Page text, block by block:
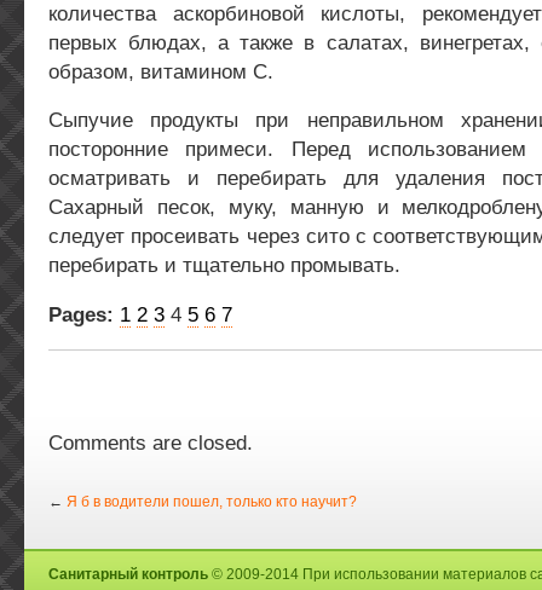
количества аскорбиновой кислоты,
первых блюдах, а также в салатах,
образом, витамином С.
Сыпучие продукты при неправильном
посторонние примеси. Перед
осматривать и перебирать для удаления
Сахарный песок, муку, манную и
следует просеивать через сито с
перебирать и тщательно промывать.
Pages: 1 2 3 4 5 6 7
Comments are closed.
← Я б в водители пошел, только кто научит?
Санитарный контроль © 2009-2014 При использовании материалов